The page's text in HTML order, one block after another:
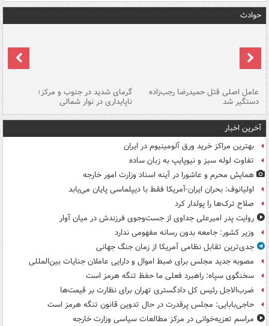
حوادث
عامل اصلی قتل حمیدرضا رجب‌زاده
دستگیر شد
گرمای شدید در جنوب و مرکز؛
ناپایداری در نوار شمالی
آخرین اخبار
بهترین مراکز خرید ورق آلومینیوم در ایران
تفاوت لوله سبز و نیوپایپ به زبان ساده
همایش محرم و عاشورا در آینه اسناد وزارت امور خارجه
اولیانوف: بحران ایران-آمریکا فقط با دیپلماسی پایان می‌یابد
صلاح ترک‌ها را پولدار کرد
روایت پدر امیرعلی جداوی از جست‌وجوی فرزندش در میان آوار
وزیر کشور: جامعه بدون رسانه مفهومی ندارد
جدی‌ترین تقابل نظامی آمریکا از زمان جنگ جهانی
مصوبه جدید مجلس برای ضبط اموال و دارایی عاملان جنایات بین‌المللی
سخنگوی سپاه: راهبرد فعلی ما حفظ تنگه هرمز است
ضرب‌الاجل رئیس کل دادگستری تهران برای نظارت بر قیمت‌ها
حاجی‌بابایی: مجلس پرقدرت در حال تدوین قانون تنگه هرمز است
مراسم تعزیه‌خوانی در مرکز مطالعات سیاسی وزارت خارجه